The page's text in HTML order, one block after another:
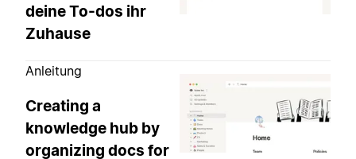
deine To-dos ihr
Zuhause
Anleitung
Creating a
knowledge hub by
organizing docs for